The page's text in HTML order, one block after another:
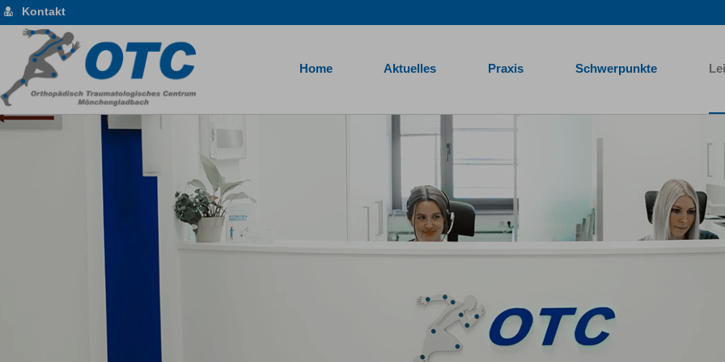
Kontakt
Home Aktuelles Praxis Schwerpunkte
Das Orthopädisch-Traumatologische Centrum Mönchengladbach heißt Sie